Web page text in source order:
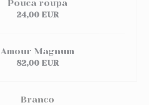
Pouca roupa
24,00 EUR
Amour Magnum
82,00 EUR
Branco